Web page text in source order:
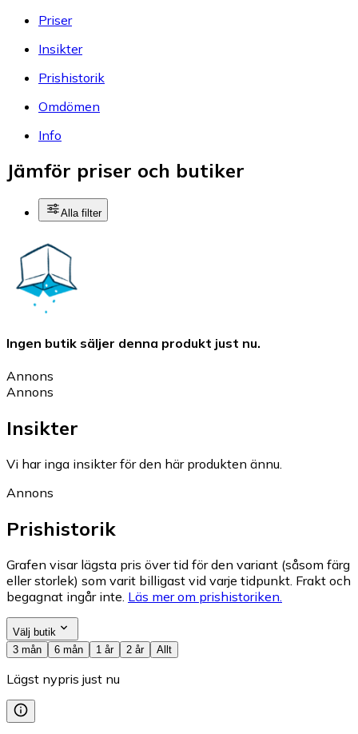
Priser
Insikter
Prishistorik
Omdömen
Info
Jämför priser och butiker
Alla filter
Ingen butik säljer denna produkt just nu.
Annons
Annons
Insikter
Vi har inga insikter för den här produkten ännu.
Annons
Prishistorik
Grafen visar lägsta pris över tid för den variant (såsom färg
eller storlek) som varit billigast vid varje tidpunkt. Frakt och
begagnat ingår inte. Läs mer om prishistoriken.
Välj butik
3 mån
6 mån 1 år 2 år Allt
Lägst nypris just nu